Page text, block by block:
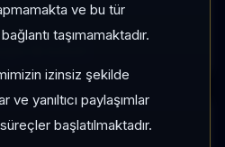
ve bu tür
taşımamaktadır.
izinsiz şekilde
ve yanıltıcı paylaşımlar
başlatılmaktadır.